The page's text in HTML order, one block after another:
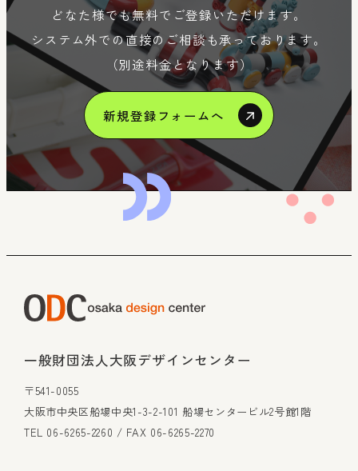
どなた様でも無料でご登録いただけます。
システム外での直接のご相談も承っております。
（別途料金となります）
新規登録フォームへ
一般財団法人大阪デザインセンター
〒541-0055
大阪市中央区船場中央1-3-2-101 船場センタービル2号館1階
TEL 06-6265-2260 / FAX 06-6265-2270